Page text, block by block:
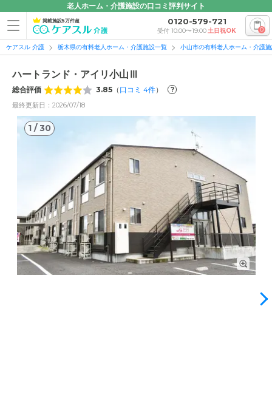
老人ホーム・介護施設の口コミ評判サイト
掲載施設5万件超 0120-579-721
受付 10:00〜19:00土日祝OK 0
ケアスル 介護 栃木県の有料老人ホーム・介護施設一覧 小山市の有料老人ホーム・介護
ハートランド・アイリ小山Ⅲ
総合評価 3.85 （ 口コミ 4件） ?
最終更新日：2026/07/18
1 /30
1/30